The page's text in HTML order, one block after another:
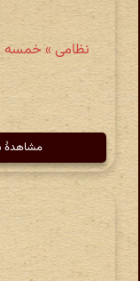
مشاهدهٔ ۵ مورد هم آهنگ دیگر از نظامی